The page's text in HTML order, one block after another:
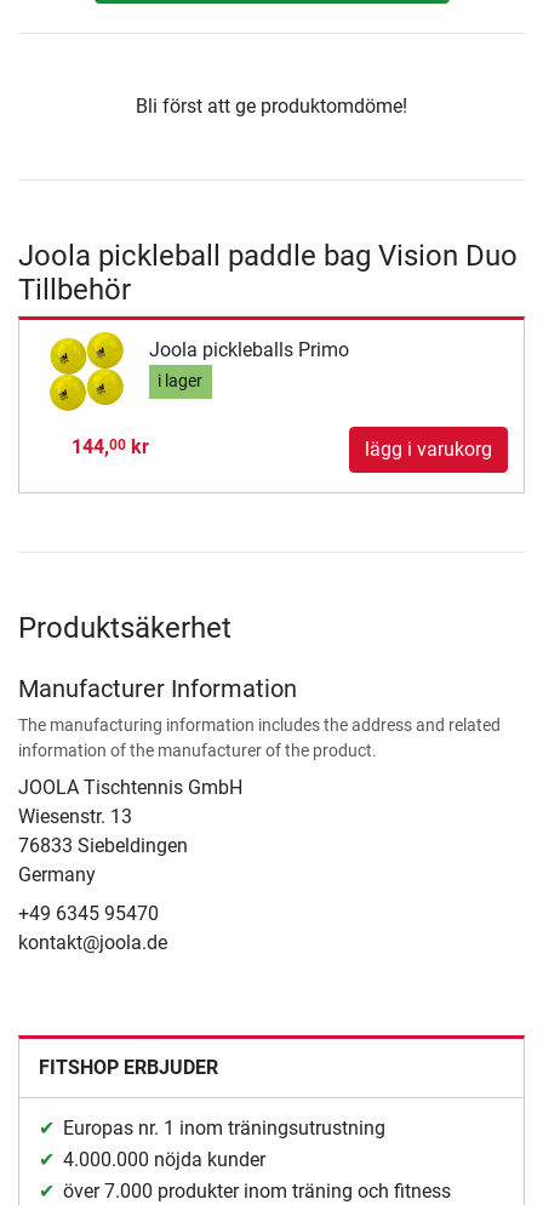
Bli först att ge produktomdöme!
Joola pickleball paddle bag Vision Duo
Tillbehör
Joola pickleballs Primo
i lager
144,00kr lägg i varukorg
Produktsäkerhet
Manufacturer Information
The manufacturing information includes the address and related
information of the manufacturer of the product.
JOOLA Tischtennis GmbH
Wiesenstr. 13
76833 Siebeldingen
Germany
+49 6345 95470
kontakt@joola.de
FITSHOP ERBJUDER
Europas nr. 1 inom träningsutrustning
4.000.000 nöjda kunder
över 7.000 produkter inom träning och fitness